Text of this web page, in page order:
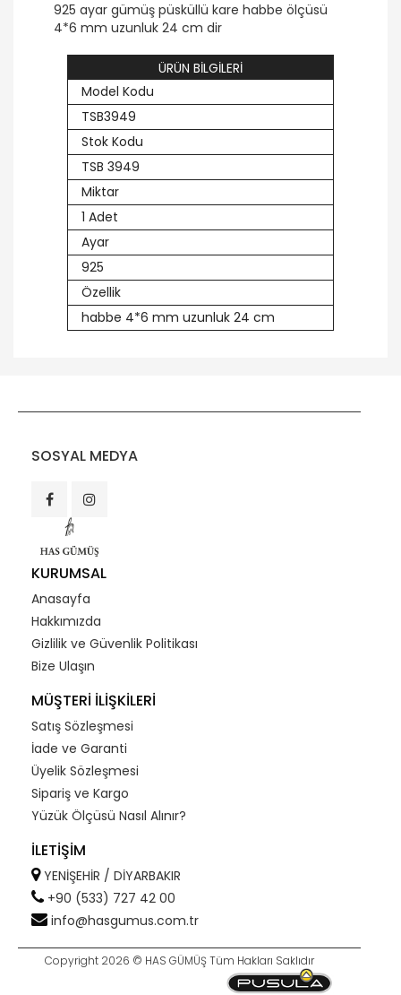
925 ayar gümüş püsküllü kare habbe ölçüsü
4*6 mm uzunluk 24 cm dir
ÜRÜN BİLGİLERİ
Model Kodu
TSB3949
Stok Kodu
TSB 3949
Miktar
1 Adet
Ayar
925
Özellik
habbe 4*6 mm uzunluk 24 cm
SOSYAL MEDYA
KURUMSAL
Anasayfa
Hakkımızda
Gizlilik ve Güvenlik Politikası
Bize Ulaşın
MÜŞTERİ İLİŞKİLERİ
Satış Sözleşmesi
İade ve Garanti
Üyelik Sözleşmesi
Sipariş ve Kargo
Yüzük Ölçüsü Nasıl Alınır?
İLETİŞİM
YENİŞEHİR / DİYARBAKIR
+90 (533) 727 42 00
info@hasgumus.com.tr
Copyright 2026 © HAS GÜMÜŞ Tüm Hakları Saklıdır